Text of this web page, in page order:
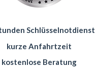
Schlüsselnotdienst
kurze Anfahrtzeit
kostenlose Beratung